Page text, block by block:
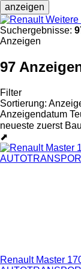
anzeigen
Weitere
Suchergebnisse:
Anzeigen
97
Filter
Sortierung:
Anzeigendatum
neueste zuerst
⬈
Renault Master